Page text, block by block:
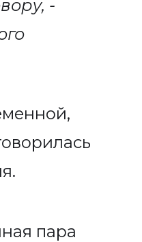
-
пара